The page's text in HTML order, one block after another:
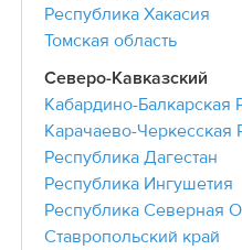
Республика Хакасия
Томская область
Северо-Кавказский
Кабардино-Балкарская
Карачаево-Черкесская
Республика Дагестан
Республика Ингушетия
Республика Северная
Ставропольский край